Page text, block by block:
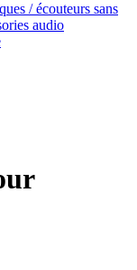
/ écouteurs sans
audio